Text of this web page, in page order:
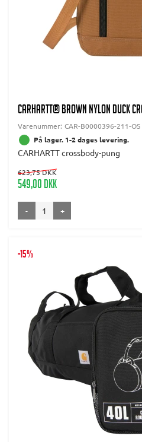
CARHARTT® Brown Nylon Duck
Varenummer: CAR-B0000396-211-OS
På lager. 1-2 dages levering.
CARHARTT crossbody-pung
623,75 DKK
549,00 DKK
- +
-15%